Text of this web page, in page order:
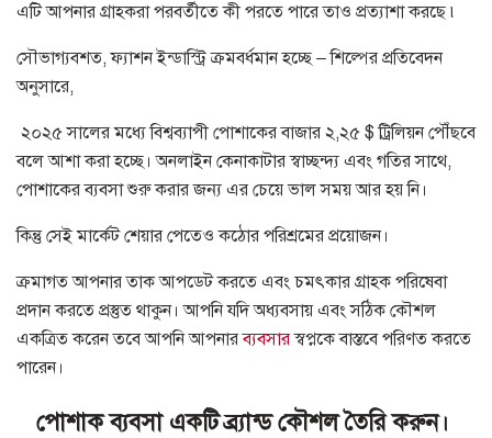
এটি আপনার গ্রাহকরা পরবর্তীতে কী পরতে পারে তাও প্রত্যাশা করছে ৷
সৌভাগ্যবশত, ফ্যাশন ইন্ডাস্ট্রি ক্রমবর্ধমান হচ্ছে – শিল্পের প্রতিবেদন
অনুসারে,
২০২৫ সালের মধ্যে বিশ্বব্যাপী পোশাকের বাজার ২,২৫ $ ট্রিলিয়ন পৌঁছবে
বলে আশা করা হচ্ছে। অনলাইন কেনাকাটার স্বাচ্ছন্দ্য এবং গতির সাথে,
পোশাকের ব্যবসা শুরু করার জন্য এর চেয়ে ভাল সময় আর হয় নি।
কিন্তু সেই মার্কেট শেয়ার পেতেও কঠোর পরিশ্রমের প্রয়োজন।
ক্রমাগত আপনার তাক আপডেট করতে এবং চমৎকার গ্রাহক পরিষেবা
প্রদান করতে প্রস্তুত থাকুন। আপনি যদি অধ্যবসায় এবং সঠিক কৌশল
একত্রিত করেন তবে আপনি আপনারব্যবসারস্বপ্নকে বাস্তবে পরিণত করতে
পারেন।
পোশাক ব্যবসা একটি ব্র্যান্ড কৌশল তৈরি করুন।